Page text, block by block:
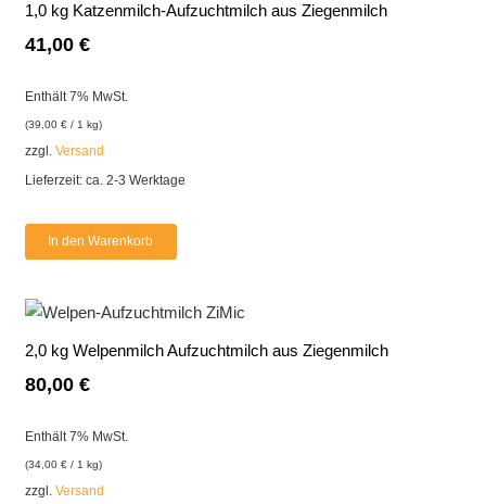
1,0 kg Katzenmilch-Aufzuchtmilch aus Ziegenmilch
41,00 €
Enthält 7% MwSt.
(39,00 €/ 1 kg)
zzgl. Versand
Lieferzeit: ca. 2-3 Werktage
In den Warenkorb
2,0 kg Welpenmilch Aufzuchtmilch aus Ziegenmilch
80,00 €
Enthält 7% MwSt.
(34,00 €/ 1 kg)
zzgl. Versand